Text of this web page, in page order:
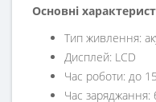
Основні
Тип живлення:
Дисплей: LCD
Час роботи: до
Час заряджання: